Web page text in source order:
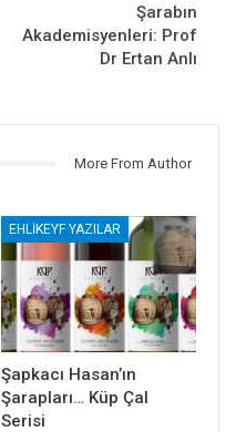
Şarabın
Akademisyenleri: Prof
Dr Ertan Anlı
More From Author
EHLIKEYF YAZILAR
Şapkacı Hasan’ın
Şarapları… Küp Çal
Serisi